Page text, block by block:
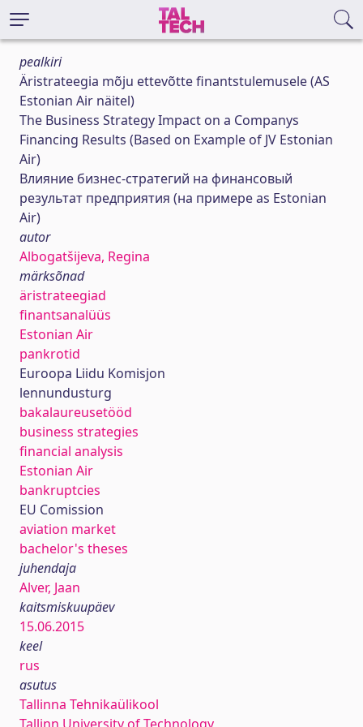
pealkiri
Äristrateegia mõju ettevõtte finantstulemusele (AS
Estonian Air näitel)
The Business Strategy Impact on a Companys
Financing Results (Based on Example of JV Estonian
Air)
Влияние бизнес-стратегий на финансовый
результат предприятия (на примере as Estonian
Air)
autor
Albogatšijeva, Regina
märksõnad
äristrateegiad
finantsanalüüs
Estonian Air
pankrotid
Euroopa Liidu Komisjon
lennundusturg
bakalaureusetööd
business strategies
financial analysis
Estonian Air
bankruptcies
EU Comission
aviation market
bachelor's theses
juhendaja
Alver, Jaan
kaitsmiskuupäev
15.06.2015
keel
rus
asutus
Tallinna Tehnikaülikool